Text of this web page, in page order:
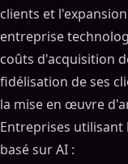
clients et
entreprise
coûts d'acquisition
fidélisation de ses
la mise en œuvre
Entreprises
basé sur AI :